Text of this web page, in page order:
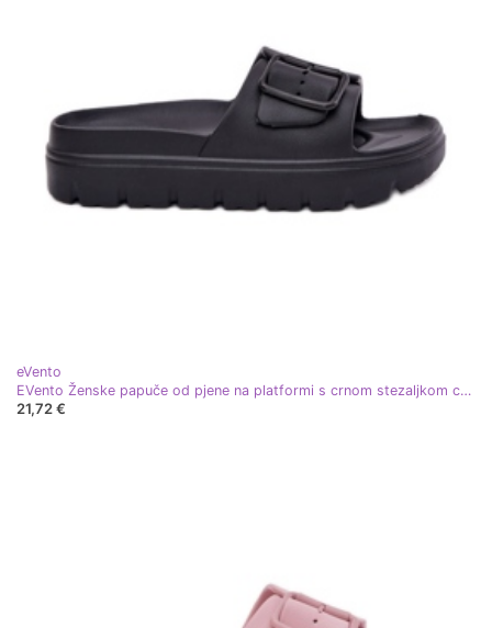
eVento
EVento Ženske papuče od pjene na platformi s crnom stezaljkom crna
21,72 €